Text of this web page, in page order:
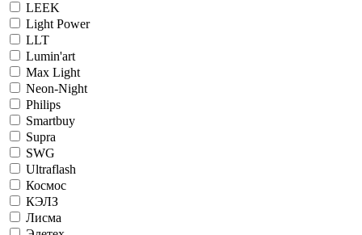
LEEK
Light Power
LLT
Lumin'art
Max Light
Neon-Night
Philips
Smartbuy
Supra
SWG
Ultraflash
Космос
КЭЛЗ
Лисма